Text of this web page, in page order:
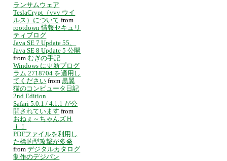
ランサムウェア
TeslaCrypt（vvv ウイ
ルス）について from
rootdown 情報セキュリ
ティブログ
Java SE 7 Update 55、
Java SE 8 Update 5 公開
from むぎの手記
Windows に更新プログ
ラム 2718704 を適用し
てください from 黒翼
猫のコンピュータ日記
2nd Edition
Safari 5.0.1 / 4.1.1 が公
開されています from
おねぇ～ちゃんズＨ
ｉ！
PDFファイルを利用し
た標的型攻撃が多発
from デジタルカタログ
制作のデジパン